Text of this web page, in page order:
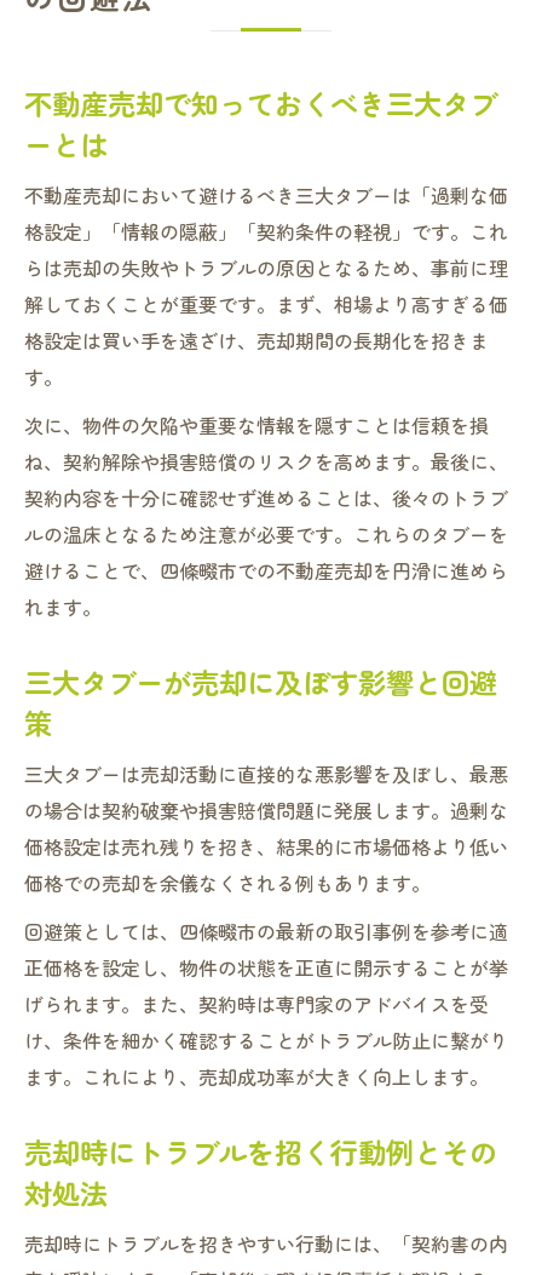
不動産売却で知っておくべき三大タブ
ーとは
不動産売却において避けるべき三大タブーは「過剰な価
格設定」「情報の隠蔽」「契約条件の軽視」です。これ
らは売却の失敗やトラブルの原因となるため、事前に理
解しておくことが重要です。まず、相場より高すぎる価
格設定は買い手を遠ざけ、売却期間の長期化を招きま
す。
次に、物件の欠陥や重要な情報を隠すことは信頼を損
ね、契約解除や損害賠償のリスクを高めます。最後に、
契約内容を十分に確認せず進めることは、後々のトラブ
ルの温床となるため注意が必要です。これらのタブーを
避けることで、四條畷市での不動産売却を円滑に進めら
れます。
三大タブーが売却に及ぼす影響と回避
策
三大タブーは売却活動に直接的な悪影響を及ぼし、最悪
の場合は契約破棄や損害賠償問題に発展します。過剰な
価格設定は売れ残りを招き、結果的に市場価格より低い
価格での売却を余儀なくされる例もあります。
回避策としては、四條畷市の最新の取引事例を参考に適
正価格を設定し、物件の状態を正直に開示することが挙
げられます。また、契約時は専門家のアドバイスを受
け、条件を細かく確認することがトラブル防止に繋がり
ます。これにより、売却成功率が大きく向上します。
売却時にトラブルを招く行動例とその
対処法
売却時にトラブルを招きやすい行動には、「契約書の内